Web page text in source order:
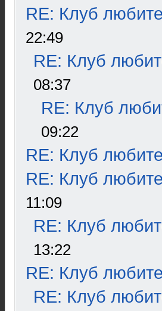
RE: Клуб
22:49
RE: Клуб
08:37
RE: Клуб
09:22
RE: Клуб
RE: Клуб
11:09
RE: Клуб
13:22
RE: Клуб
RE: Клуб